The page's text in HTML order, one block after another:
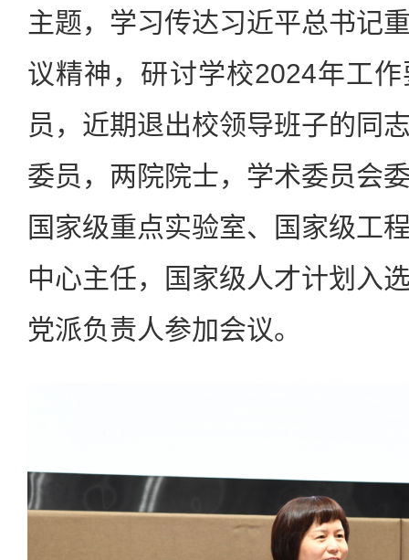
主题，学习传达习近平总书记
议精神，研讨学校2024年工
员，近期退出校领导班子的同
委员，两院院士，学术委员会
国家级重点实验室、国家级工
中心主任，国家级人才计划入
党派负责人参加会议。